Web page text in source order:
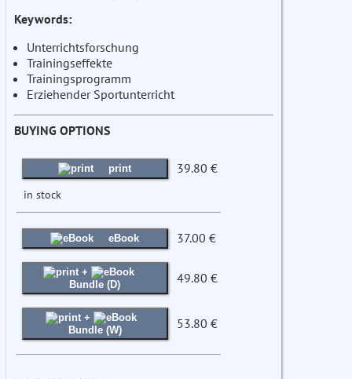
Keywords:
Unterrichtsforschung
Trainingseffekte
Trainingsprogramm
Erziehender Sportunterricht
BUYING OPTIONS
print 39.80 €
in stock
eBook 37.00 €
+
Bundle (D)
49.80 €
+
Bundle (W)
53.80 €